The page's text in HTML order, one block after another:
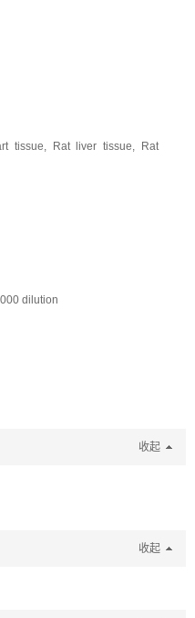
tissue, Rat liver tissue, Rat
dilution
收起
收起